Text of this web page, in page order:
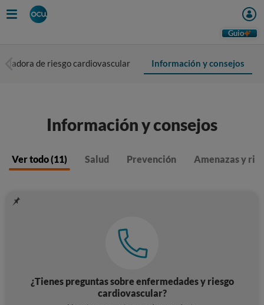
Guio
de riesgo cardiovascular Información y consejos
Información y consejos
Ver todo (11) Salud Prevención Amenazas y
¿Tienes preguntas sobre enfermedades y riesgo
cardiovascular?